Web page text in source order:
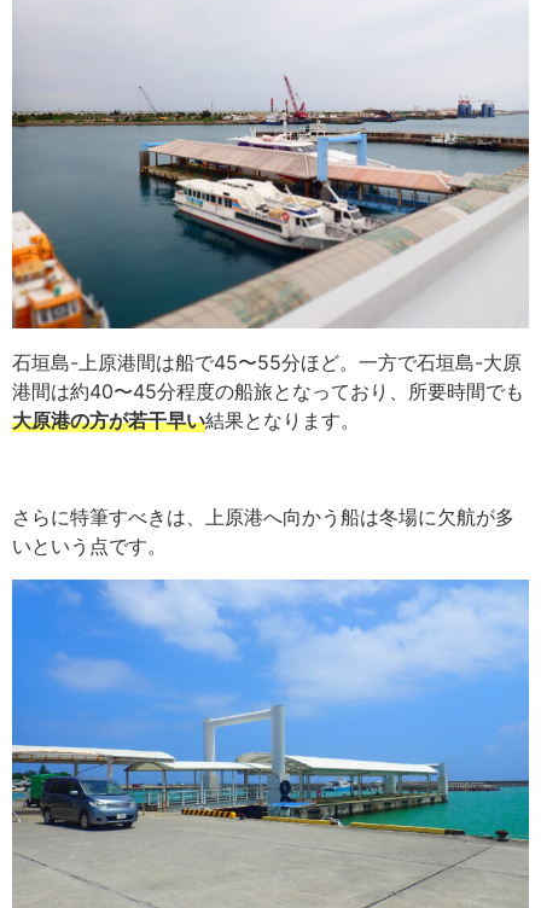
石垣島-上原港間は船で45〜55分ほど。一方で石垣島-大原
港間は約40〜45分程度の船旅となっており、所要時間でも
大原港の方が若干早い結果となります。
さらに特筆すべきは、上原港へ向かう船は冬場に欠航が多
いという点です。